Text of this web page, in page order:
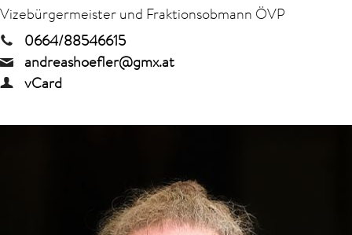
Vizebürgermeister und Fraktionsobmann ÖVP
0664/88546615
andreashoefler@gmx.at
vCard